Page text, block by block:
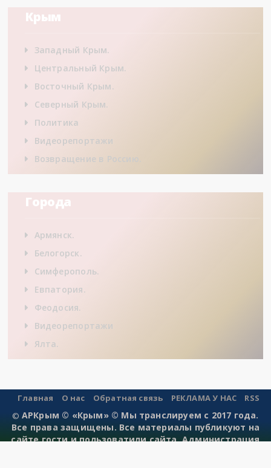
Крым
Западный Крым.
Центральный Крым.
Восточный Крым.
Северный Крым.
Политика
Видеорепортажи
Возвращение в Россию.
Города
Армянск.
Белогорск.
Симферополь.
Евпатория.
Феодосия.
Видеорепортажи
Ялта.
Главная О нас Обратная связь РЕКЛАМА У НАС
RSS
© АРКрым © «Крым» © Мы транслируем с 2017 года.
Все права защищены. Все материалы публикуют на
сайте гости и пользоватили сайта. Администрация